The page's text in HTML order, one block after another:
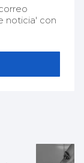
noticia' con